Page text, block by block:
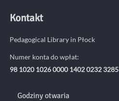
Kontakt
Pedagogical Library in Płock
Numer konta do wpłat:
98 1020 1026 0000 1402 0232 3285
Godziny otwaria